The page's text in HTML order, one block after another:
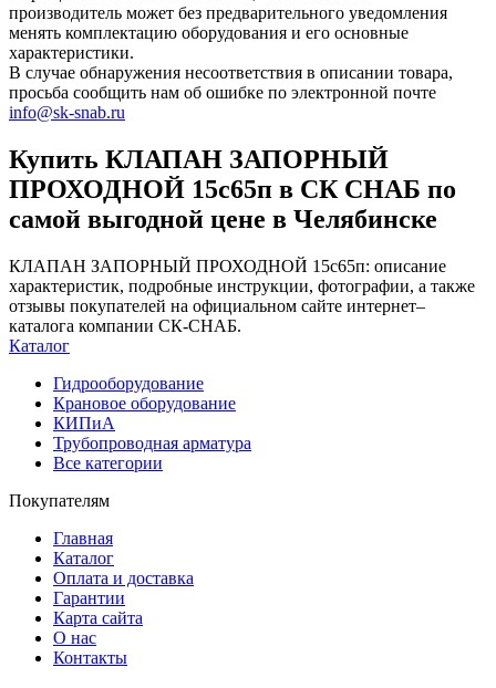
производитель может без предварительного уведомления
менять комплектацию оборудования и его основные
характеристики.
В случае обнаружения несоответствия в описании товара,
просьба сообщить нам об ошибке по электронной почте
info@sk-snab.ru
Купить КЛАПАН ЗАПОРНЫЙ
ПРОХОДНОЙ 15с65п в СК СНАБ по
самой выгодной цене в Челябинске
КЛАПАН ЗАПОРНЫЙ ПРОХОДНОЙ 15с65п: описание
характеристик, подробные инструкции, фотографии, а также
отзывы покупателей на официальном сайте интернет–
каталога компании СК-СНАБ.
Каталог
Гидрооборудование
Крановое оборудование
КИПиА
Трубопроводная арматура
Все категории
Покупателям
Главная
Каталог
Оплата и доставка
Гарантии
Карта сайта
О нас
Контакты